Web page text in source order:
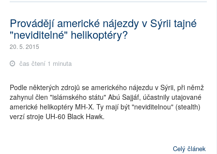
Provádějí americké nájezdy v Sýrii tajné
"neviditelné" helikoptéry?
20. 5. 2015
čas čtení 1 minuta
Podle některých zdrojů se amerického nájezdu v Sýrii, při němž
zahynul člen "islámského státu" Abú Sajjáf, účastnily utajované
americké helikoptéry MH-X. Ty mají být "neviditelnou" (stealth)
verzí stroje UH-60 Black Hawk.
Celý článek